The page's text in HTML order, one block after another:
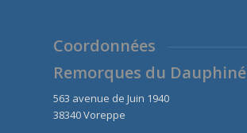
Coordonnées
Remorques du Dauphiné
563 avenue de Juin 1940
38340 Voreppe